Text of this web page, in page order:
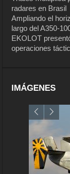
radares en Brasil
Ampliando el
largo del A350-
EKOLOT
operaciones
IMÁGENES